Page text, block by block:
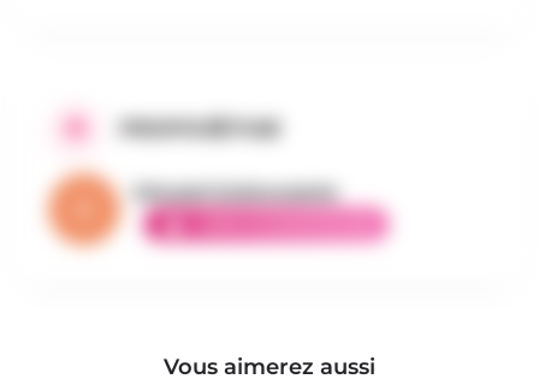
PROPOSÉ PAR
Vincent la brocante
Vous aimerez aussi